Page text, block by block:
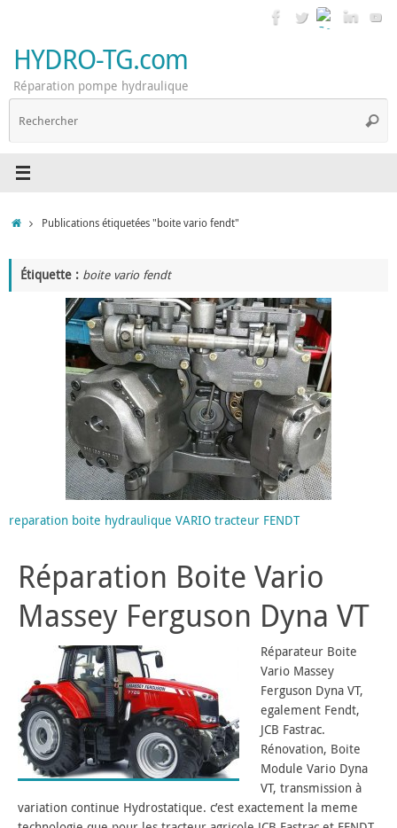
contenu
HYDRO-TG.com
Réparation pompe hydraulique
AccueilPublications étiquetées "boite vario fendt"
Étiquette : boite vario fendt
reparation boite hydraulique VARIO tracteur FENDT
Réparation Boite Vario
Massey Ferguson Dyna VT
Réparateur Boite
Vario Massey
Ferguson Dyna VT,
egalement Fendt,
JCB Fastrac.
Rénovation, Boite
Module Vario Dyna
VT, transmission à
variation continue Hydrostatique. c’est exactement la meme